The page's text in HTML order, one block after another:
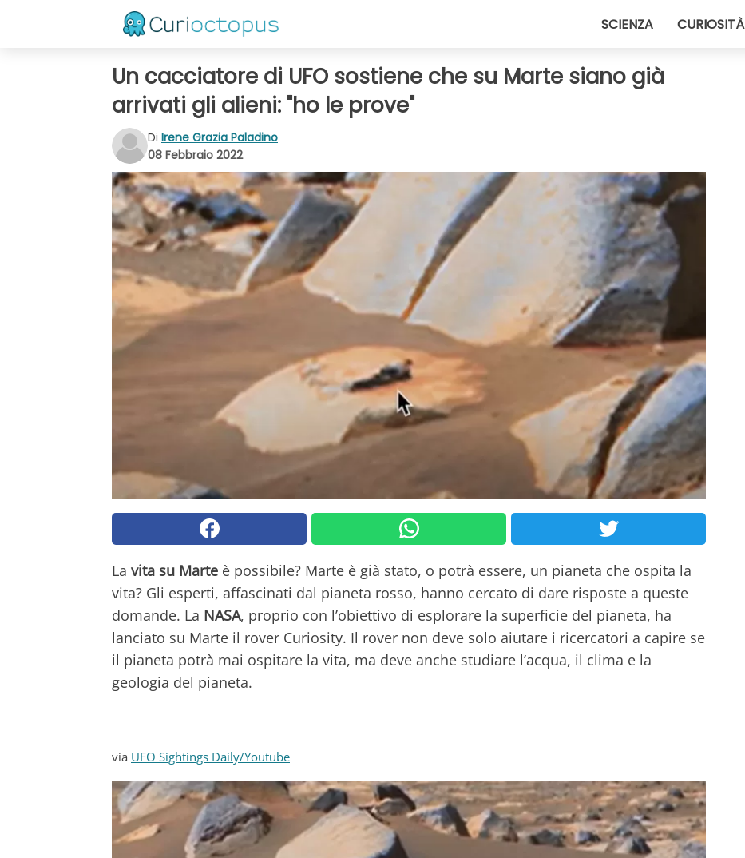
SCIENZA CURIOSITÀ
Un cacciatore di UFO sostiene che su Marte siano già
arrivati gli alieni: "ho le prove"
Di Irene Grazia Paladino
08 Febbraio 2022
La vita su Marte è possibile? Marte è già stato, o potrà essere, un pianeta che ospita la
vita? Gli esperti, affascinati dal pianeta rosso, hanno cercato di dare risposte a queste
domande. La NASA, proprio con l’obiettivo di esplorare la superficie del pianeta, ha
lanciato su Marte il rover Curiosity. Il rover non deve solo aiutare i ricercatori a capire se
il pianeta potrà mai ospitare la vita, ma deve anche studiare l’acqua, il clima e la
geologia del pianeta.
via UFO Sightings Daily/Youtube